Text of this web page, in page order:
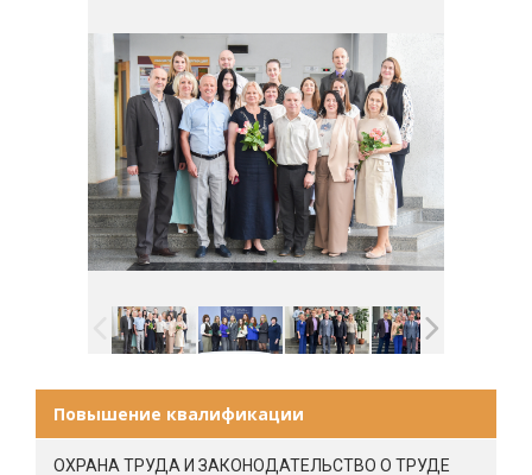
Повышение квалификации
ОХРАНА ТРУДА И ЗАКОНОДАТЕЛЬСТВО О ТРУДЕ